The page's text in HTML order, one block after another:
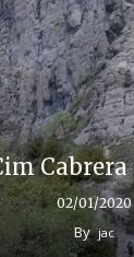
02/01/2020
By jac